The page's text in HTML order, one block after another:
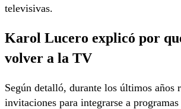
televisivas.
Karol Lucero explicó por
volver a la TV
Según detalló, durante los últimos años
invitaciones para integrarse a